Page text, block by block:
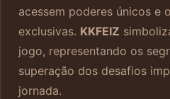
acessem poderes únicos e
exclusivas. KKFEIZ
jogo, representando os
superação dos desafios
jornada.